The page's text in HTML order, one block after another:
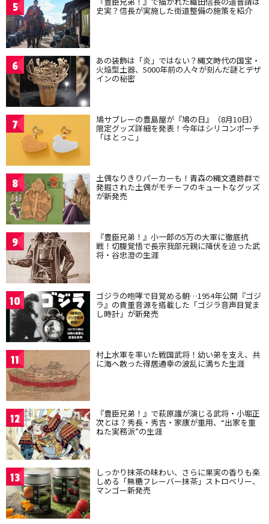
5 史実？信長が実施した街道整備の施策を紹介
6 あの装飾は「炎」ではない？縄文時代の国宝・
火焔型土器、5000年前の人々が刻んだ謎とデザ
インの秘密
7 鳩サブレーの豊島屋が『鳩の日』（8月10日）
限定グッズ詳細を発表！今年はシリコンポーチ
「はとっこ」
8 土偶なりきりパーカーも！青森の縄文遺跡群で
発掘された土偶がモチーフのキュートなグッズ
が新発売
9 『豊臣兄弟！』小一郎の5万の大軍に徹底抗
戦！切腹覚悟で長宗我部元親に降伏を迫った武
将・谷忠澄の生涯
10 ゴジラの咆哮で目覚める朝…1954年公開『ゴジ
ラ』の貴重音源を搭載した「ゴジラ音声目覚ま
し時計」が新発売
11 村上水軍を率いた戦国武将！幼い弟を支え、共
に海へ散った得居通幸の波乱に満ちた生涯
12 『豊臣兄弟！』で萩原護が演じる武将・小堀正
次とは？秀長・秀吉・家康が重用、“出家を重
ねた実務派”の生涯
13 しっかり抹茶の味わい、さらに果実の香りも楽
しめる「無糖フレーバー抹茶」ストロベリー、
マンゴー新発売